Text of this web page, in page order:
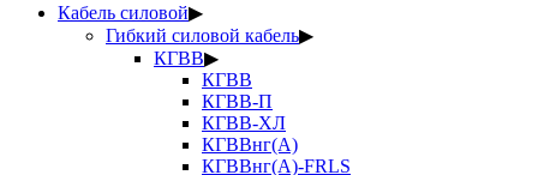
Кабель силовой▶
Гибкий силовой кабель▶
КГВВ▶
КГВВ
КГВВ-П
КГВВ-ХЛ
КГВВнг(А)
КГВВнг(А)-FRLS